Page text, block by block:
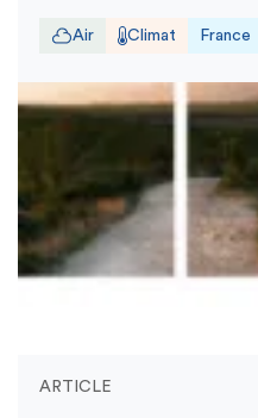
Air Climat France
ARTICLE